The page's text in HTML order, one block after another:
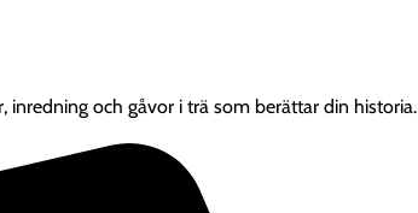
inredning och gåvor i trä som berättar din historia.